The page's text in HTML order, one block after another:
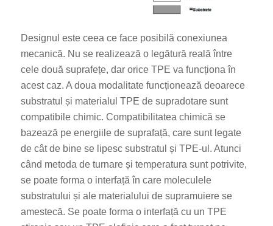
Designul este ceea ce face posibilă conexiunea
mecanică. Nu se realizează o legătură reală între
cele două suprafețe, dar orice TPE va funcționa în
acest caz. A doua modalitate funcționează deoarece
substratul și materialul TPE de supradotare sunt
compatibile chimic. Compatibilitatea chimică se
bazează pe energiile de suprafață, care sunt legate
de cât de bine se lipesc substratul și TPE-ul. Atunci
când metoda de turnare și temperatura sunt potrivite,
se poate forma o interfață în care moleculele
substratului și ale materialului de supramuiere se
amestecă. Se poate forma o interfață cu un TPE